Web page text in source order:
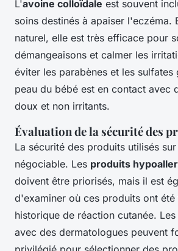
L'avoine colloïdale est souvent
soins destinés à apaiser l'eczéma.
naturel, elle est très efficace pour
démangeaisons et calmer les
éviter les parabènes et les sulfates
peau du bébé est en contact avec
doux et non irritants.
Évaluation de la sécurité des
La sécurité des produits utilisés
négociable. Les produits
doivent être priorisés, mais il est
d'examiner où ces produits ont été
historique de réaction cutanée.
avec des dermatologues peuvent